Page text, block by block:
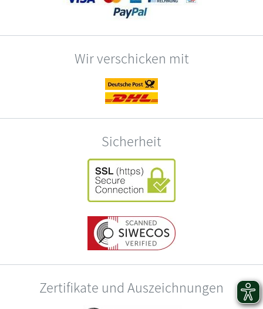
Wir verschicken mit
Sicherheit
Zertifikate und Auszeichnungen